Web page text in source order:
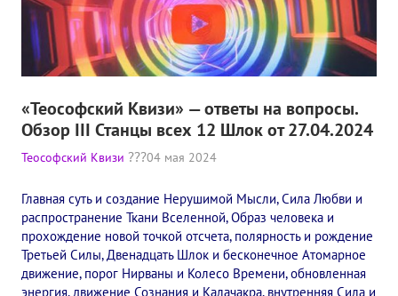
Политика конфиденциальности
ПРОЕКТЫ
🌟 Детский проект «БЕЛЫЕ ЯГУАРЫ»
✔️ Заказать мероприятие
✔️ Заказать книги/журналы
Международный научно-исследовательский Центр, им. Е.П.
Международное теософское издательство «Альбатрос»
«Теософский Квизи» — ответы на вопросы.
Обзор III Станцы всех 12 Шлок от 27.04.2024
Теософский Квизи 04 мая 2024
Главная суть и создание Нерушимой Мысли, Сила Любви и
распространение Ткани Вселенной, Образ человека и
прохождение новой точкой отсчета, полярность и рождение
Третьей Силы, Двенадцать Шлок и бесконечное Атомарное
движение, порог Нирваны и Колесо Времени, обновленная
энергия, движение Сознания и Калачакра, внутренняя Сила и